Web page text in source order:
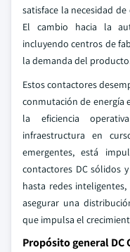
satisface la necesidad
El cambio hacia la
incluyendo centros de
la demanda del
Estos contactores
conmutación de energía
la eficiencia
infraestructura en
emergentes, está
contactores DC sólidos
hasta redes
asegurar una
que impulsa el
Propósito general